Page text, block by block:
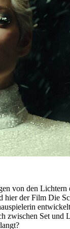
von den
der Film Die
zwischen Set